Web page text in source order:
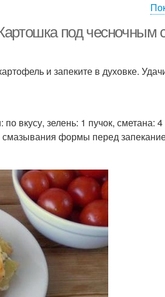
с грибами
Грудка в
в соусе
Грудка под
под чесночным
и запеките в духовке.
вкусу, зелень: 1 пучок, сметана:
смазывания формы перед